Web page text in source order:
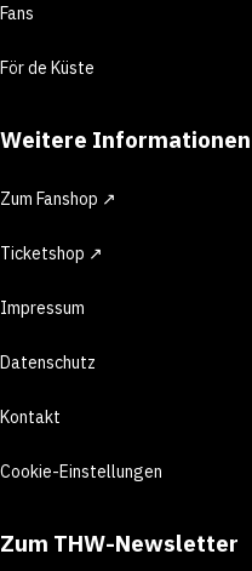
Fans
För de Küste
Weitere Informationen
Zum Fanshop ↗
Ticketshop ↗
Impressum
Datenschutz
Kontakt
Cookie-Einstellungen
Zum THW-Newsletter